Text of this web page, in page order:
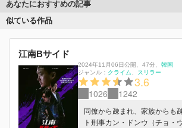
あなたにおすすめの記事
似ている作品
江南Bサイド
2024年11月06日公開 47分
韓国
ジャンル： クライム スリラー
3.6
1026 1242
同僚から疎まれ、家族からも
ト刑事カン・ドンウ（チョ・